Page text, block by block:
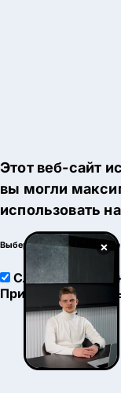
×
Этот веб-сайт
вы могли
использовать
Выберите настройки cookie
Служебные
Принять